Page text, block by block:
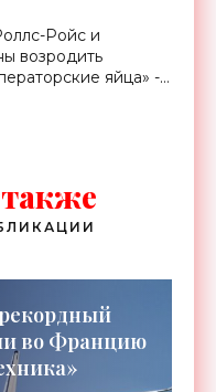
Ройс и
возродить
яйца» -
во Францию